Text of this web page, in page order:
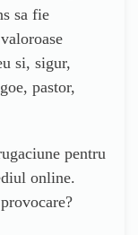
sa fie
si, sigur,
pastor,
pentru
online.